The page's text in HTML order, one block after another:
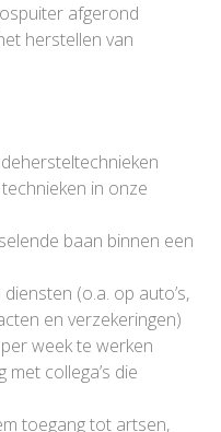
afgerond
herstellen van
in onze
baan binnen een
(o.a. op auto’s,
en verzekeringen)
week te werken
collega’s die
toegang tot artsen,